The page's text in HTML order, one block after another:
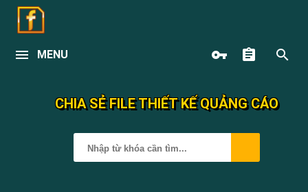
MENU
CHIA SẺ FILE THIẾT KẾ QUẢNG CÁO